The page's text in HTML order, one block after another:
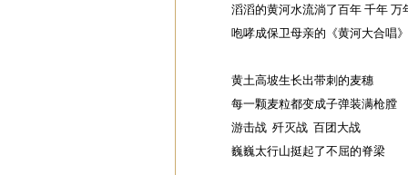
滔滔的黄河水流淌了百年 千年 万
咆哮成保卫母亲的《黄河大合唱》
黄土高坡生长出带刺的麦穗
每一颗麦粒都变成子弹装满枪膛
游击战 歼灭战 百团大战
巍巍太行山挺起了不屈的脊梁